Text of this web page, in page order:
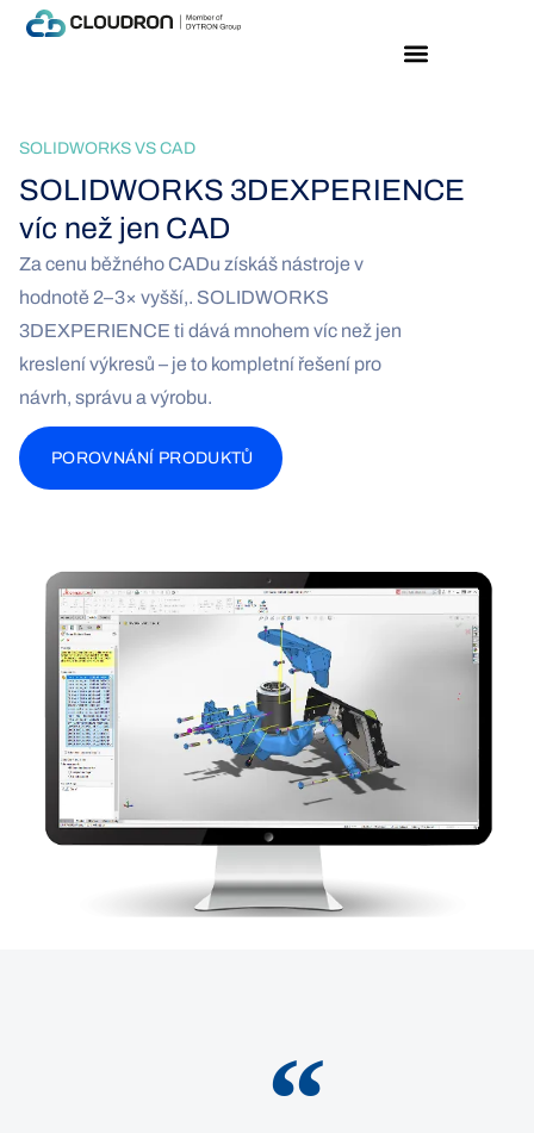
SOLIDWORKS VS CAD
SOLIDWORKS 3DEXPERIENCE
víc než jen CAD
Za cenu běžného CADu získáš nástroje v
hodnotě 2–3× vyšší,. SOLIDWORKS
3DEXPERIENCE ti dává mnohem víc než jen
kreslení výkresů – je to kompletní řešení pro
návrh, správu a výrobu.
POROVNÁNÍ PRODUKTŮ